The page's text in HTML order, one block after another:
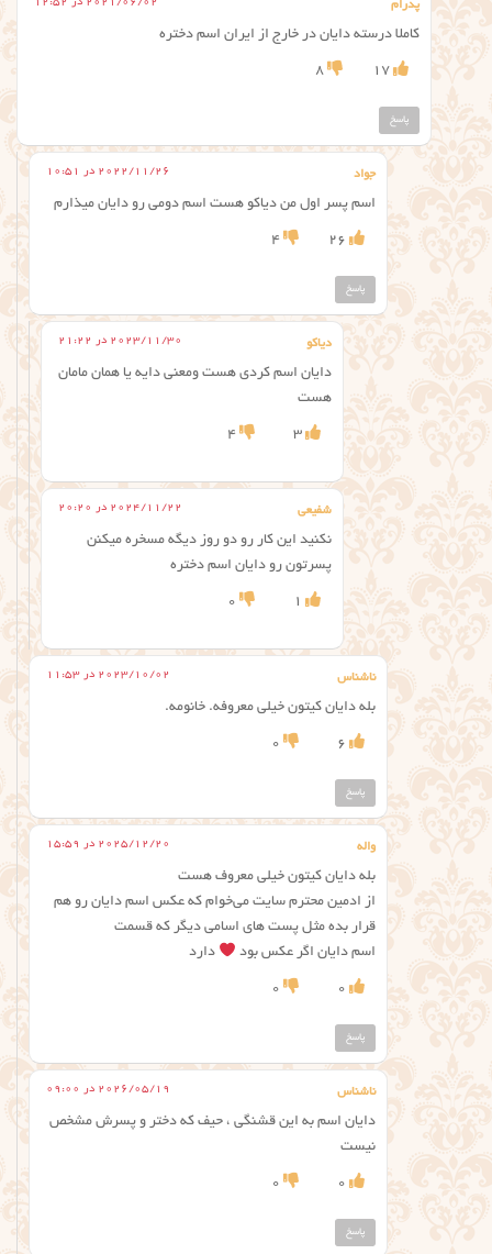
پدرام 2021/06/02 در 12:52
کاملا درسته دایان در خارج از ایران اسم دختره
17
8
پاسخ
جواد 2022/11/26 در 10:51
اسم پسر اول من دیاکو هست اسم دومی رو دایان میذارم
26
4
پاسخ
دياكو 2023/11/30 در 21:22
دايان اسم كردي هست ومعني دايه يا همان مامان
هست
3
4
شفیعی 2024/11/22 در 20:20
نکنید این کار رو دو روز دیگه مسخره میکنن
پسرتون رو دایان اسم دختره
1
0
ناشناس 2023/10/02 در 11:53
بله دایان کیتون خیلی معروفه. خانومه.
6
0
پاسخ
واله 2025/12/20 در 15:59
بله دایان کیتون خیلی معروف هست
از ادمین محترم سایت می‌خوام که عکس اسم دایان رو هم
قرار بده مثل پست های اسامی دیگر که قسمت
اسم دایان اگر عکس بود
دارد
0
0
پاسخ
ناشناس 2026/05/19 در 09:00
دایان اسم به این قشنگی ، حیف که دختر و پسرش مشخص
نیست
0
0
پاسخ